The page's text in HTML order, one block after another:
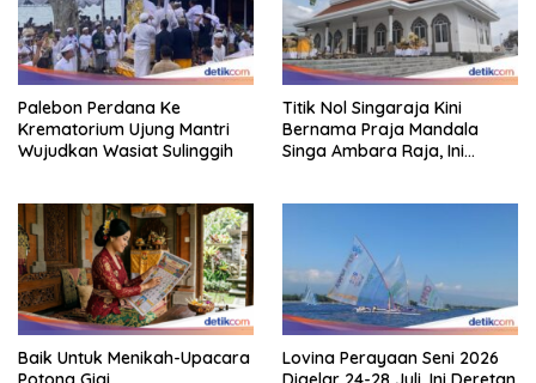
Palebon Perdana Ke
Krematorium Ujung Mantri
Wujudkan Wasiat Sulinggih
Titik Nol Singaraja Kini
Bernama Praja Mandala
Singa Ambara Raja, Ini
Baik Untuk Menikah-Upacara
Lovina Perayaan Seni 2026